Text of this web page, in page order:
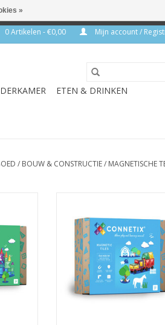
0 Artikelen - €0,00 Mijn account /
ETEN & DRINKEN
/ BOUW & CONSTRUCTIE/ MAGNETISCHE
TOEVOEGEN AAN
»